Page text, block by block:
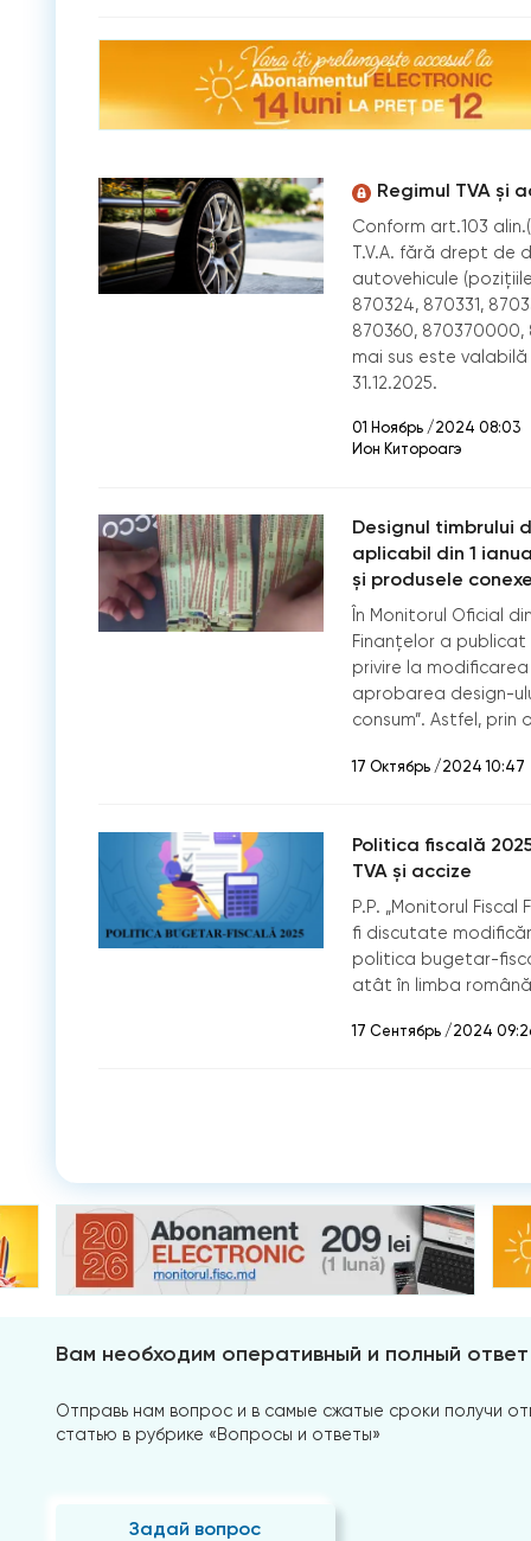
Regimul TVA și
Conform art.103
T.V.A. fără drept de
autovehicule
870324, 870331,
870360,
mai sus este
31.12.2025.
01 Ноябрь /2024 08:03
Ион Китороагэ
Designul timbrului
aplicabil din 1
și produsele
În Monitorul Oficial
Finanțelor a publicat
privire la modificarea
aprobarea design-
consum”. Astfel,
17 Октябрь /2024 10:47
Politica fiscală
TVA și accize
P.P. „Monitorul
fi discutate
politica bugetar-
atât în limba
17 Сентябрь /2024
Вам необходим оперативный и полный
Отправь нам вопрос и в самые сжатые сроки получи
статью в рубрике «Вопросы и ответы»
Задай вопрос